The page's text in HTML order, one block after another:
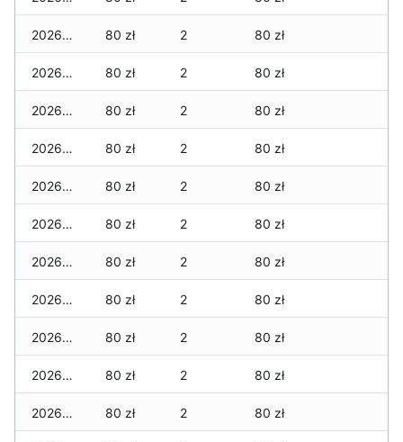
2026-08-01 80 zł 2 80 zł
2026-07-31 80 zł 2 80 zł
2026-07-29 80 zł 2 80 zł
2026-07-28 80 zł 2 80 zł
2026-07-27 80 zł 2 80 zł
2026-07-26 80 zł 2 80 zł
2026-07-24 80 zł 2 80 zł
2026-07-23 80 zł 2 80 zł
2026-07-22 80 zł 2 80 zł
2026-07-21 80 zł 2 80 zł
2026-07-20 80 zł 2 80 zł